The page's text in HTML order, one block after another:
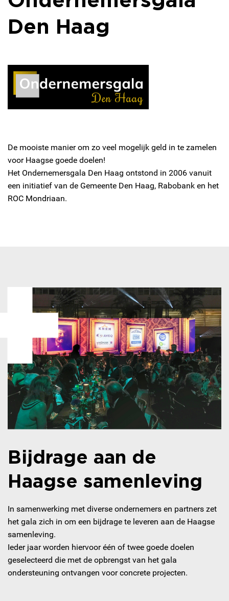
Den Haag
De mooiste manier om zo veel mogelijk geld in te zamelen
voor Haagse goede doelen!
Het Ondernemersgala Den Haag ontstond in 2006 vanuit
een initiatief van de Gemeente Den Haag, Rabobank en het
ROC Mondriaan.
Bijdrage aan de
Haagse samenleving
In samenwerking met diverse ondernemers en partners zet
het gala zich in om een bijdrage te leveren aan de Haagse
samenleving.
Ieder jaar worden hiervoor één of twee goede doelen
geselecteerd die met de opbrengst van het gala
ondersteuning ontvangen voor concrete projecten.